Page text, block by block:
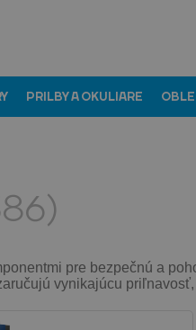
PRILBY A OKULIARE
pre bezpečnú a
vynikajúcu